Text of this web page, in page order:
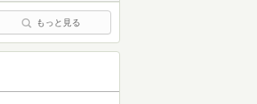
もっと見る